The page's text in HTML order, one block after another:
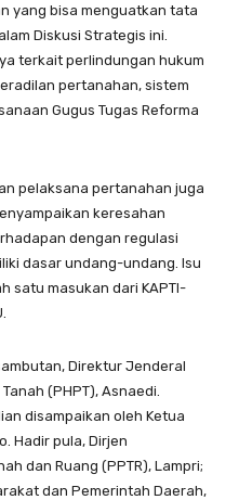
yang bisa menguatkan tata
Diskusi Strategis ini.
terkait perlindungan hukum
pertanahan, sistem
Gugus Tugas Reforma
pelaksana pertanahan juga
keresahan
dengan regulasi
dasar undang-undang. Isu
satu masukan dari KAPTI-
Direktur Jenderal
(PHPT), Asnaedi.
disampaikan oleh Ketua
Hadir pula, Dirjen
dan Ruang (PPTR), Lampri;
dan Pemerintah Daerah,